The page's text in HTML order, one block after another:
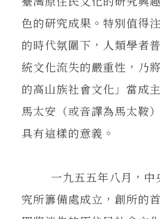
色的研究成果。特別值得
的時代氛圍下，人類學者
統文化流失的嚴重性，乃
的高山族社會文化」當成
馬太安（或音譯為馬太鞍
具有這樣的意義。
一九五五年八月，中
究所籌備處成立，創所的